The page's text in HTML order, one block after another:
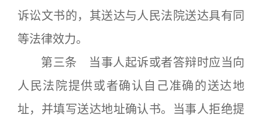
诉讼文书的，其送达与人民法院送达具有同
等法律效力。
第三条 当事人起诉或者答辩时应当向
人民法院提供或者确认自己准确的送达地
址，并填写送达地址确认书。当事人拒绝提